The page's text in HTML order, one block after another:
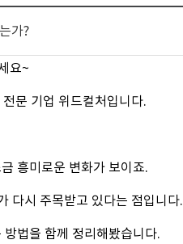
가?
요~
문 기업 위드컬처입니다.
흥미로운 변화가 보이죠.
다시 주목받고 있다는 점입니다.
법을 함께 정리해봤습니다.